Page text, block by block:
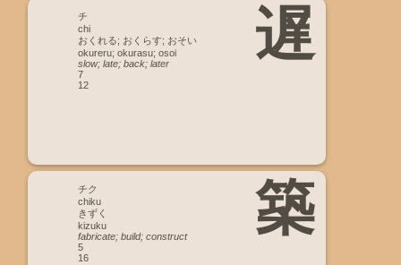
遅
チ
chi
おくれる; おくらす; おそい
okureru; okurasu; osoi
slow; late; back; later
7
12
築
チク
chiku
きずく
kizuku
fabricate; build; construct
5
16